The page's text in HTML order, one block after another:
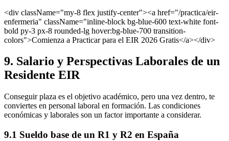
<div className="my-8 flex justify-center"><a href="/practica/eir-
enfermeria" className="inline-block bg-blue-600 text-white font-
bold py-3 px-8 rounded-lg hover:bg-blue-700 transition-
colors">Comienza a Practicar para el EIR 2026 Gratis</a></div>
9. Salario y Perspectivas Laborales de un
Residente EIR
Conseguir plaza es el objetivo académico, pero una vez dentro, te
conviertes en personal laboral en formación. Las condiciones
económicas y laborales son un factor importante a considerar.
9.1 Sueldo base de un R1 y R2 en España